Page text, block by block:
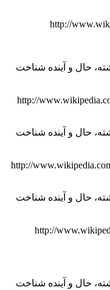
http://
حال و آینده شناخت
http://
حال و آینده شناخت
http://
حال و آینده شناخت
http://
حال و آینده شناخت